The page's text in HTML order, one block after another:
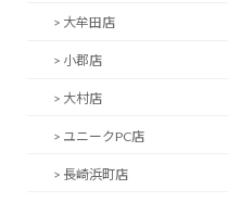
> 大牟田店
> 小郡店
> 大村店
> ユニークPC店
> 長崎浜町店